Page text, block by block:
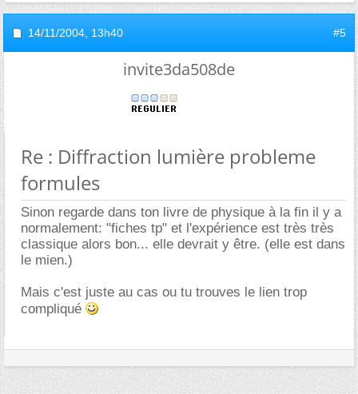
14/11/2004, 13h40 #5
invite3da508de
Re : Diffraction lumière probleme
formules
Sinon regarde dans ton livre de physique à la fin il y a
normalement: "fiches tp" et l'expérience est très très
classique alors bon... elle devrait y être. (elle est dans
le mien.)
Mais c'est juste au cas ou tu trouves le lien trop
compliqué